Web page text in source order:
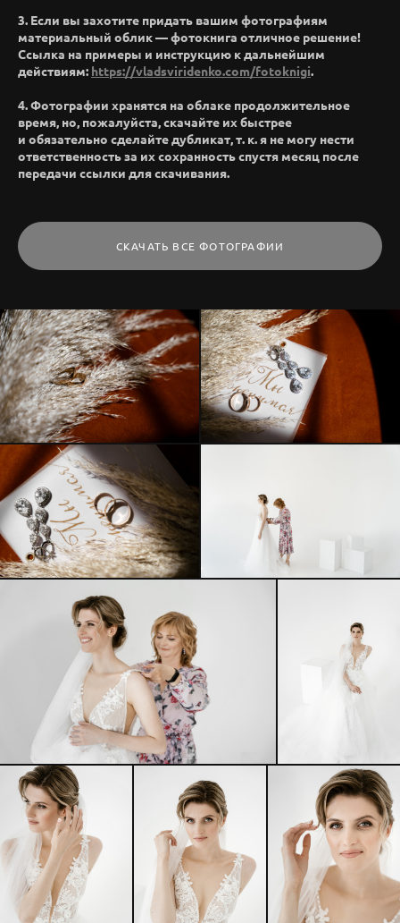
3. Если вы захотите придать вашим фотографиям
материальный облик — фотокнига отличное решение!
Ссылка на примеры и инструкцию к дальнейшим
действиям: https://vladsviridenko.com/fotoknigi.
4. Фотографии хранятся на облаке продолжительное
время, но, пожалуйста, скачайте их быстрее
и обязательно сделайте дубликат, т. к. я не могу нести
ответственность за их сохранность спустя месяц после
передачи ссылки для скачивания.
СКАЧАТЬ ВСЕ ФОТОГРАФИИ